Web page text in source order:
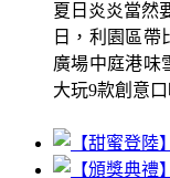
夏日炎炎當然
日，利園區帶
廣場中庭港味
大玩9款創意